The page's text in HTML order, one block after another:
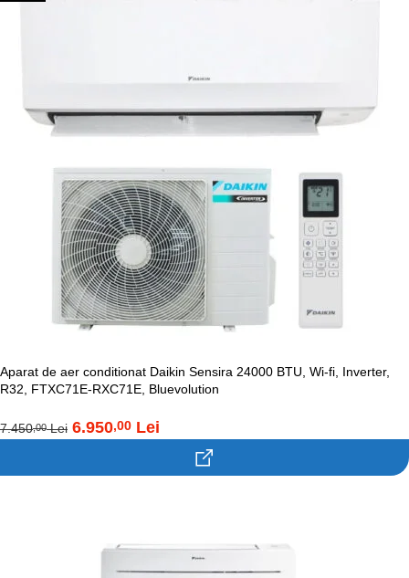
Aparat de aer conditionat Daikin Sensira 24000 BTU, Wi-fi, Inverter,
R32, FTXC71E-RXC71E, Bluevolution
7.450,00 Lei 6.950,00 Lei